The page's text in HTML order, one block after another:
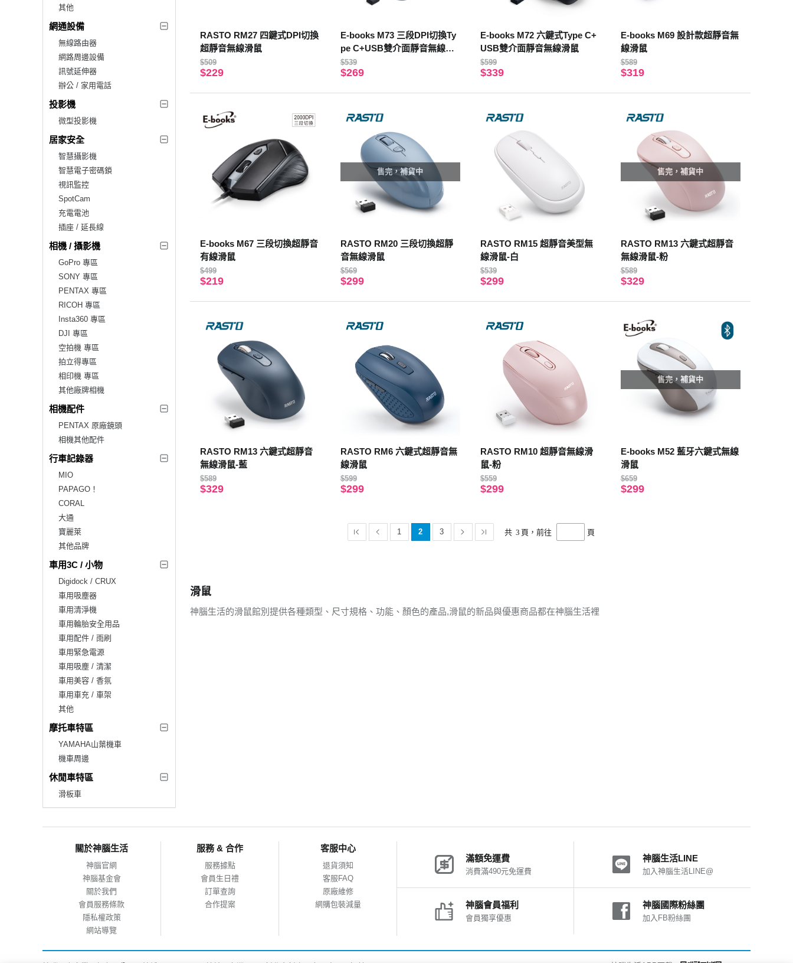
其他
網通設備
無線路由器
網路周邊設備
訊號延伸器
辦公 / 家用電話
投影機
微型投影機
居家安全
智慧攝影機
智慧電子密碼鎖
視訊監控
SpotCam
充電電池
插座 / 延長線
相機 / 攝影機
GoPro 專區
SONY 專區
PENTAX 專區
RICOH 專區
Insta360 專區
DJI 專區
空拍機 專區
拍立得專區
相印機 專區
其他廠牌相機
相機配件
PENTAX 原廠鏡頭
相機其他配件
行車記錄器
MIO
PAPAGO！
CORAL
大通
寶麗萊
其他品牌
車用3C / 小物
Digidock / CRUX
車用吸塵器
車用清淨機
車用輪胎安全用品
車用配件 / 雨刷
車用緊急電源
車用吸塵 / 清潔
車用美容 / 香氛
車用車充 / 車架
其他
摩托車特區
YAMAHA山葉機車
機車周邊
休閒車特區
滑板車
RASTO RM27 四鍵式DPI切換
超靜音無線滑鼠
$509
$229
E-books M73 三段DPI切換Ty
pe C+USB雙介面靜音無線滑
鼠
$539
$269
E-books M72 六鍵式Type C+
USB雙介面靜音無線滑鼠
$599
$339
E-books M69 設計款超靜音無
線滑鼠
$589
$319
E-books M67 三段切換超靜音
有線滑鼠
$499
$219
售完，補貨中
RASTO RM20 三段切換超靜
音無線滑鼠
$569
$299
RASTO RM15 超靜音美型無
線滑鼠-白
$539
$299
售完，補貨中
RASTO RM13 六鍵式超靜音
無線滑鼠-粉
$589
$329
RASTO RM13 六鍵式超靜音
無線滑鼠-藍
$589
$329
RASTO RM6 六鍵式超靜音無
線滑鼠
$599
$299
RASTO RM10 超靜音無線滑
鼠-粉
$559
$299
售完，補貨中
E-books M52 藍牙六鍵式無線
滑鼠
$659
$299
1 2 3 共 3 頁，前往 頁
滑鼠
神腦生活的滑鼠館別提供各種類型、尺寸規格、功能、顏色的產品,滑鼠的新品與優惠商品都在神腦生活裡
關於神腦生活
神腦官網
神腦基金會
關於我們
會員服務條款
隱私權政策
網站導覽
服務 & 合作
服務據點
會員生日禮
訂單查詢
合作提案
客服中心
退貨須知
客服FAQ
原廠維修
網購包裝減量
滿額免運費
消費滿490元免運費
神腦生活LINE
加入神腦生活LINE@
神腦會員福利
會員獨享優惠
神腦國際粉絲團
加入FB粉絲團